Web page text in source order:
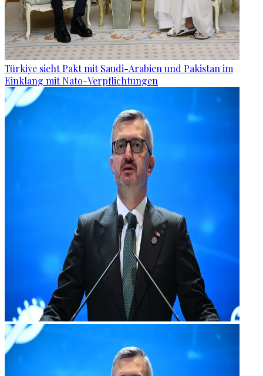
Türkiye sieht Pakt mit Saudi-Arabien und Pakistan im
Einklang mit Nato-Verpflichtungen